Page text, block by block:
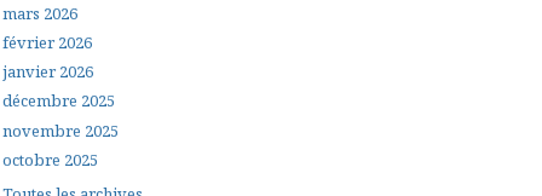
mars 2026
février 2026
janvier 2026
décembre 2025
novembre 2025
octobre 2025